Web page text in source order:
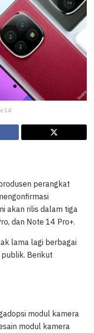
14
perangkat
akan rilis dalam tiga
dan Note 14 Pro+.
lama lagi berbagai
Berikut
modul kamera
modul kamera